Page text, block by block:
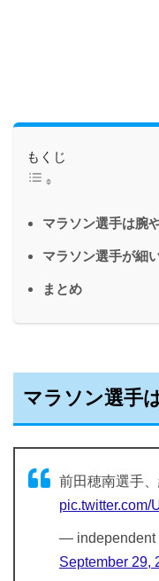
もくじ
マラソン選手は腕
マラソン選手が細
まとめ
マラソン選手
前田穂南選手、
pic.twitter.com/
— independent
September 29,